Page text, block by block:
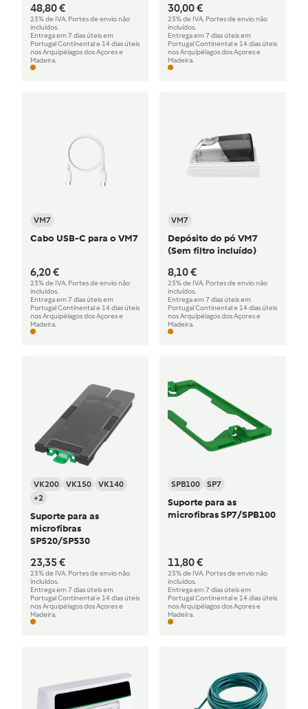
48,80 €
23% de IVA. Portes de envio não
incluídos.
Entrega em 7 dias úteis em
Portugal Continental e 14 dias úteis
nos Arquipélagos dos Açores e
Madeira.
30,00 €
23% de IVA. Portes de envio não
incluídos.
Entrega em 7 dias úteis em
Portugal Continental e 14 dias úteis
nos Arquipélagos dos Açores e
Madeira.
VM7
Cabo USB-C para o VM7
6,20 €
23% de IVA. Portes de envio não
incluídos.
Entrega em 7 dias úteis em
Portugal Continental e 14 dias úteis
nos Arquipélagos dos Açores e
Madeira.
VM7
Depósito do pó VM7
(Sem filtro incluído)
8,10 €
23% de IVA. Portes de envio não
incluídos.
Entrega em 7 dias úteis em
Portugal Continental e 14 dias úteis
nos Arquipélagos dos Açores e
Madeira.
VK200 VK150
VK140
+2
Suporte para as
microfibras
SP520/SP530
23,35 €
23% de IVA. Portes de envio não
incluídos.
Entrega em 7 dias úteis em
Portugal Continental e 14 dias úteis
nos Arquipélagos dos Açores e
Madeira.
SPB100 SP7
Suporte para as
microfibras SP7/SPB100
11,80 €
23% de IVA. Portes de envio não
incluídos.
Entrega em 7 dias úteis em
Portugal Continental e 14 dias úteis
nos Arquipélagos dos Açores e
Madeira.